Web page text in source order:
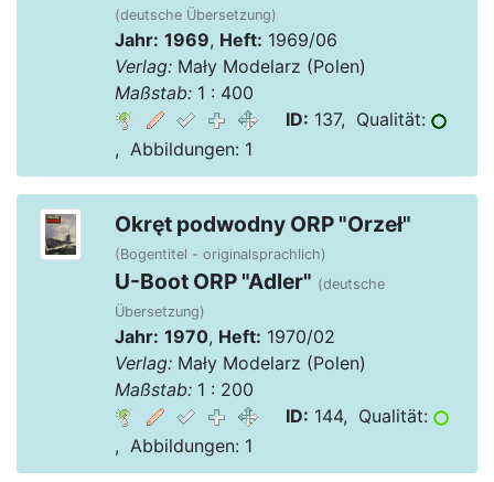
(deutsche Übersetzung)
Jahr: 1969, Heft: 1969/06
Verlag:Mały Modelarz (Polen)
Maßstab:1 : 400
ID: 137, Qualität:
, Abbildungen: 1
Okręt podwodny ORP "Orzeł"
(Bogentitel - originalsprachlich)
U-Boot ORP "Adler" (deutsche
Übersetzung)
Jahr: 1970, Heft: 1970/02
Verlag:Mały Modelarz (Polen)
Maßstab:1 : 200
ID: 144, Qualität:
, Abbildungen: 1